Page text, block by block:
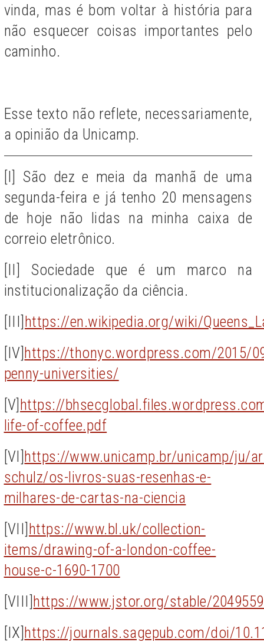
vinda, mas é bom voltar à história para
não esquecer coisas importantes pelo
caminho.
Esse texto não reflete, necessariamente,
a opinião da Unicamp.
[I] São dez e meia da manhã de uma
segunda-feira e já tenho 20 mensagens
de hoje não lidas na minha caixa de
correio eletrônico.
[II] Sociedade que é um marco na
institucionalização da ciência.
[III]https://en.wikipedia.org/wiki/
[IV]https://thonyc.wordpress.com/2015/
penny-universities/
[V]https://
life-of-coffee.pdf
[VI]https://www.unicamp.br/unicamp/ju/
schulz/os-livros-suas-resenhas-e-
milhares-de-cartas-na-ciencia
[VII]https://www.bl.uk/collection-
items/drawing-of-a-london-coffee-
house-c-1690-1700
[VIII]https://www.jstor.org/stable/
[IX]https://journals.sagepub.com/doi/